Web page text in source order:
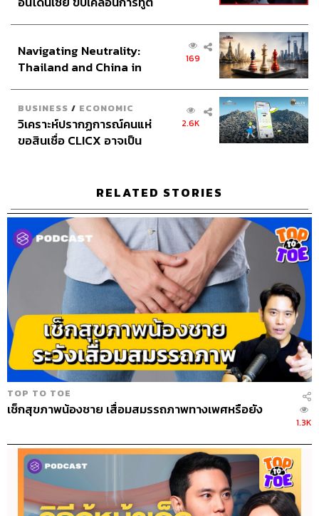
C = Compressionการรัดด้วยผ้ายืด เพื่อป้องกันการบวมเพิ่ม
ขึ้น โดยต้องพันให้พอดี ไม่รัดแน่นจนเกินไป
E = Elevationยกส่วนที่ได้รับบาดเจ็บให้สูงกว่าระดับหัวใจ
เช่น การนอนยกขาสูง เพื่อให้เลือดไหลเวียนกลับสู่หัวใจได้
สะดวก ลดการบวมบริเวณที่บาดเจ็บได้
หากมีอาการเส้นเอ็นบาดเจ็บหรืออักเสบ โดยทั่วไปแล้วหาก
ดูแลและได้รับการรักษาอย่างถูกวิธี เส้นเอ็นก็จะสามารถ
‘เอ็นไขว้หน้า’ ซึ่งต้องรักษาด้วยการผ่าตัดเท่านั้น และโดย
ส่วนมากจะพบปัญหานี้ในกลุ่มของคนที่เล่นกีฬา
เอ็นไขว้หน้าขาด อันตรายแค่ไหน
เอ็นไขว้หน้าจะอยู่ที่บริเวณหัวเข่า มีหน้าที่ป้องกันไม่ให้
กระดูกหน้าแข้งเคลื่อนไปด้านหน้าเมื่อมีการขยับ หากเล่น
กีฬาอยู่แล้วมีการปะทะรุนแรง เช่น เหยียดขามากเกินไป หรือ
มีการบิดหมุนของเข่า ก็มีโอกาสที่เอ็นไขว้หน้าจะขาดได้
อาการของเอ็นไขว้หน้าขาด เราจะไม่ได้ปวดอย่างรุนแรง แต่
จะรู้สึกเหมือนเข่าไม่มั่นคง วิ่งแล้วแกว่งๆ รู้สึกเสียวๆ ที่
บริเวณเข่าขณะเดินหรือวิ่ง เนื่องจากกระดูกเคลื่อนตัวไปด้าน
หน้าโดยไม่มีเส้นเอ็นมาหยุดไว้ เพราะมันขาดไปแล้วนั่นเอง
โดยสาเหตุที่เอ็นไขว้หน้าไม่สามารถสมานหรือซ่อมแซมตัว
เองได้ เป็นเพราะภายในข้อเข่ามีน้ำไขข้อซึ่งจะไปยับยั้งการ
สมานของเส้นเอ็น จึงเป็นสาเหตุที่ไม่สามารถรักษาโดยไม่
ผ่าตัดได้
อินโดนีเซีย
Navigating Neutrality:
Thailand and China in
169
BUSINESS / ECONOMIC
วิเคราะห์ปรากฏการณ์คนแห่
ขอสินเชื่อ CLICX อาจเป็น
2.6K
RELATED STORIES
TOP TO TOE
เช็กสุขภาพน้องชาย เสื่อมสมรรถภาพทางเพศหรือยัง
1.3K